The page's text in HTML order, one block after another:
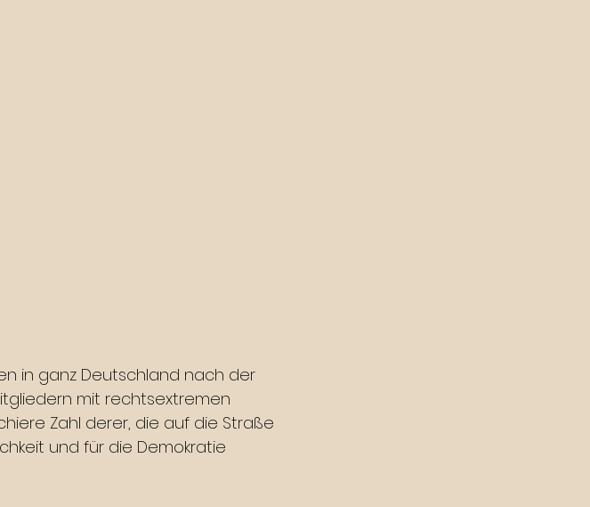
in ganz Deutschland nach der
mit rechtsextremen
Zahl derer, die auf die Straße
und für die Demokratie